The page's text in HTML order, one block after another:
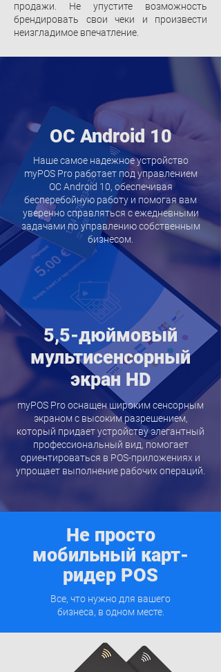
продажи. Не упустите возможность
брендировать свои чеки и произвести
неизгладимое впечатление.
ОС Android 10
Наше самое надежное устройство
myPOS Pro работает под управлением
ОС Android 10, обеспечивая
бесперебойную работу и помогая вам
уверенно справляться с ежедневными
задачами по управлению собственным
бизнесом.
5,5-дюймовый
мультисенсорный
экран HD
myPOS Pro оснащен широким сенсорным
экраном с высоким разрешением,
который придает устройству элегантный
профессиональный вид, помогает
ориентироваться в POS-приложениях и
упрощает выполнение рабочих операций.
Не просто
мобильный карт-
ридер POS
Все, что нужно для вашего
бизнеса, в одном месте.